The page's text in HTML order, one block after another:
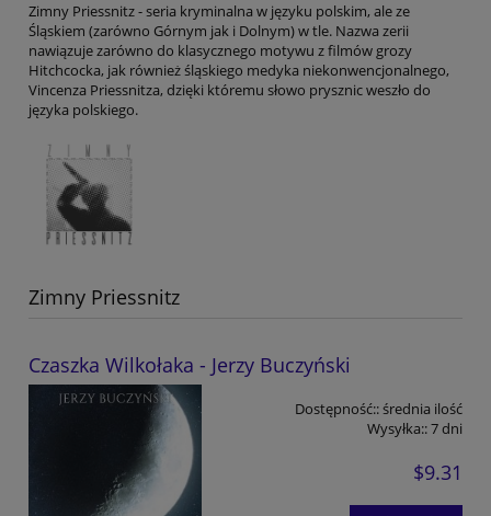
Zimny Priessnitz - seria kryminalna w języku polskim, ale ze
Śląskiem (zarówno Górnym jak i Dolnym) w tle. Nazwa zerii
nawiązuje zarówno do klasycznego motywu z filmów grozy
Hitchcocka, jak również śląskiego medyka niekonwencjonalnego,
Vincenza Priessnitza, dzięki któremu słowo prysznic weszło do
języka polskiego.
Zimny Priessnitz
Czaszka Wilkołaka - Jerzy Buczyński
Dostępność::średnia ilość
Wysyłka::7 dni
$9.31